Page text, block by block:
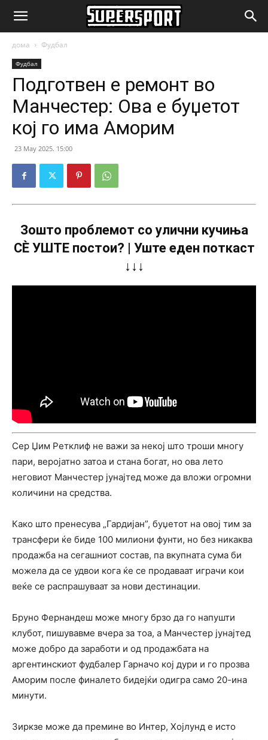
SuperSport.mk
дома Фудбал
Фудбал
Подготвен е ремонт во
Манчестер: Ова е буџетот
кој го има Аморим
23 May 2025. 15:00
Зошто проблемот со улични кучиња
СÈ УШТЕ постои? | Уште еден поткаст
↓↓↓
Сер Џим Ретклиф не важи за некој што троши многу
пари, веројатно затоа и стана богат, но ова лето
неговиот Манчестер јунајтед може да вложи огромни
количини на средства.
Како што пренесува „Гардијан”, буџетот на овој тим за
трансфери ќе биде 100 милиони фунти, но без никаква
продажба на сегашниот состав, па вкупната сума би
можела да се удвои кога ќе се продаваат играчи кои
веќе се распрашуваат за нови дестинации.
Бруно Фернандеш може многу брзо да го напушти
клубот, пишувавме вчера за тоа, а Манчестер јунајтед
може добро да заработи и од продажбата на
аргентинскиот фудбалер Гарначо кој дури и го прозва
Аморим после финалето бидејќи одигра само 20-ина
минути.
Зиркзе може да премине во Интер, Хојлунд е исто